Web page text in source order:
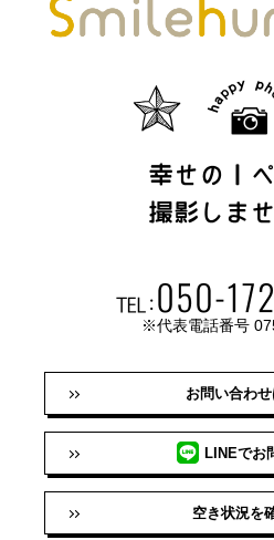
※代表電話番号
お問い合わ
LINEでお
空き状況を